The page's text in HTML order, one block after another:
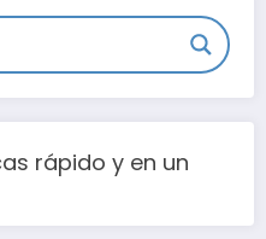
rápido y en un